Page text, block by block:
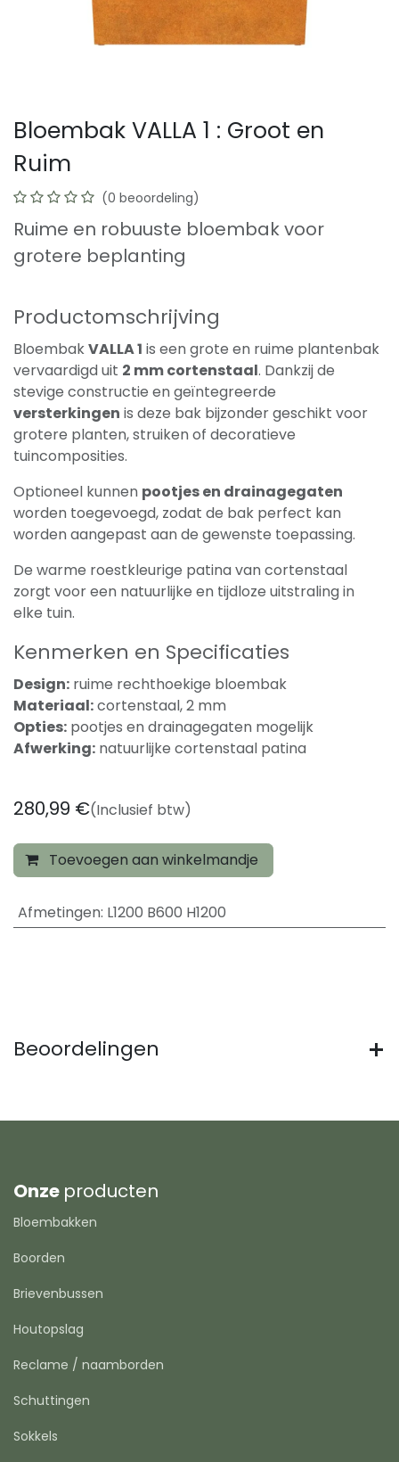
Bloembak VALLA 1 : Groot en
Ruim
(0 beoordeling)
Ruime en robuuste bloembak voor
grotere beplanting
Productomschrijving
BloembakVALLA 1 is een grote en ruime plantenbak
vervaardigd uit 2 mm cortenstaal. Dankzij de
stevige constructie en geïntegreerde
versterkingen is deze bak bijzonder geschikt voor
grotere planten, struiken of decoratieve
tuincomposities.
Optioneel kunnen pootjes en drainagegaten
worden toegevoegd, zodat de bak perfect kan
worden aangepast aan de gewenste toepassing.
De warme roestkleurige patina van cortenstaal
zorgt voor een natuurlijke en tijdloze uitstraling in
elke tuin.
Kenmerken en Specificaties
Design: ruime rechthoekige bloembak
Materiaal:cortenstaal, 2 mm
Opties: pootjes en drainagegaten mogelijk
Afwerking: natuurlijke cortenstaal patina
280,99 €(Inclusief btw)
Toevoegen aan winkelmandje
Afmetingen: L1200 B600 H1200
Beoordelingen
Onze producten
Bloembakken
Boorden
Brievenbussen
Houtopslag
Reclame / naamborden
Schuttingen
Sokkels